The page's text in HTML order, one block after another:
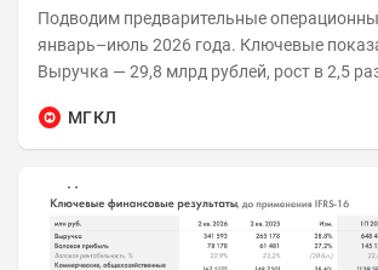
Подводим предварительные
январь–июль 2026 года. Ключевые показатели: 💰
Выручка — 29,8 млрд рублей, рост в 2,5 раза к прошлому
МГКЛ